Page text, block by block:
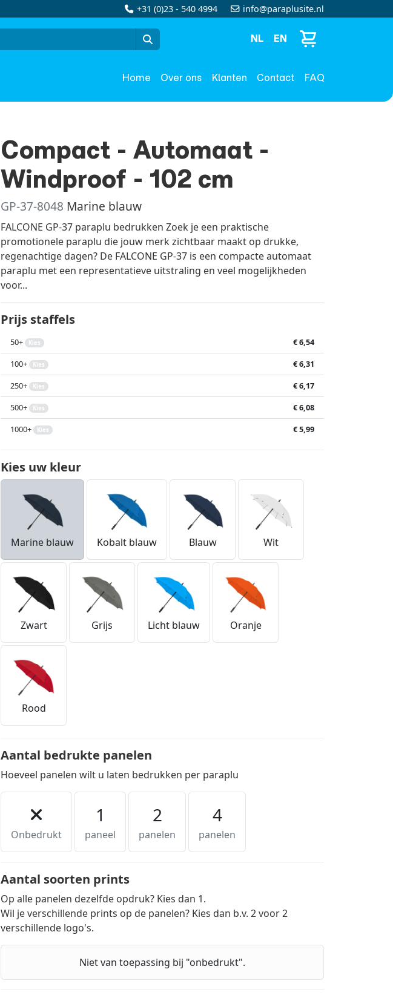
+31 (0)23 - 540 4994 info@paraplusite.nl
NL EN
Home Over ons Klanten Contact FAQ
Compact - Automaat -
Windproof - 102 cm
GP-37-8048 Marine blauw
FALCONE GP-37 paraplu bedrukken Zoek je een praktische
promotionele paraplu die jouw merk zichtbaar maakt op drukke,
regenachtige dagen? De FALCONE GP-37 is een compacte automaat
paraplu met een representatieve uitstraling en veel mogelijkheden
voor...
Prijs staffels
€ 6,54
50+ Kies
€ 6,31
100+ Kies
€ 6,17
250+ Kies
€ 6,08
500+ Kies
€ 5,99
1000+ Kies
Kies uw kleur
Marine blauw Kobalt blauw Blauw Wit
Zwart Grijs Licht blauw Oranje
Rood
Aantal bedrukte panelen
Hoeveel panelen wilt u laten bedrukken per paraplu
Onbedrukt
1
paneel
2
panelen
4
panelen
Aantal soorten prints
Op alle panelen dezelfde opdruk? Kies dan 1.
Wil je verschillende prints op de panelen? Kies dan b.v. 2 voor 2
verschillende logo's.
Niet van toepassing bij "onbedrukt".